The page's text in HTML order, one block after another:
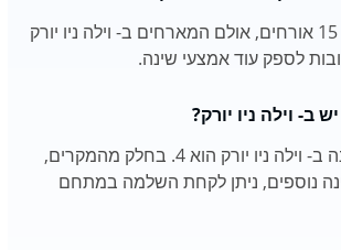
המקום מיועד לכ- 15 אורחים, אולם המארחים ב- וילה ניו יורק
לספק עוד אמצעי שינה.
ב- וילה ניו יורק?
מספר חדרי השינה ב- וילה ניו יורק הוא 4. בחלק מהמקרים,
נוספים, ניתן לקחת השלמה במתחם